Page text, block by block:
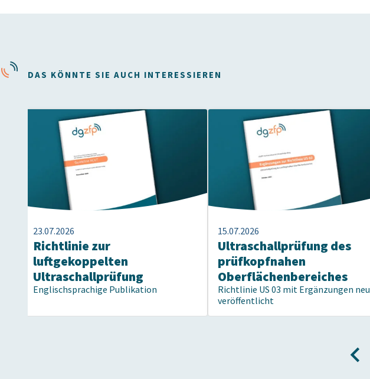
DAS KÖNNTE SIE AUCH INTERESSIEREN
23.07.2026
Richtlinie zur
luftgekoppelten
Ultraschallprüfung
Englischsprachige Publikation
15.07.2026
Ultraschallprüfung des
prüfkopfnahen
Oberflächenbereiches
Richtlinie US 03 mit Ergänzungen neu
veröffentlicht